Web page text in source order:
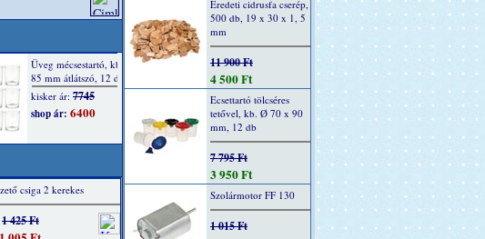
csiga 2 kerekes
1 425 Ft
Eredeti cidrusfa cserép,
500 db, 19 x 30 x 1, 5
mm
11 900 Ft
4 500 Ft
Ecsettartó tölcséres
tetővel, kb. Ø 70 x 90
mm, 12 db
7 795 Ft
3 950 Ft
Szolármotor FF 130
1 015 Ft